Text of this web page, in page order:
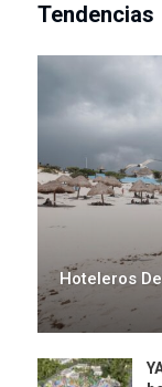
Tendencias
Hoteleros